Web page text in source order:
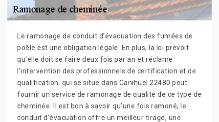
Le ramonage de conduit d’évacuation des fumées de
poêle est une obligation légale. En plus, la loi prévoit
qu’elle doit se faire deux fois par an et réclame
l’intervention des professionnels de certification et de
qualification. qui se situe dans Canihuel 22480 peut
fournir un service de ramonage de qualité de ce type de
cheminée. Il est bon à savoir qu’une fois ramoné, le
conduit d’évacuation offre un meilleur tirage, une